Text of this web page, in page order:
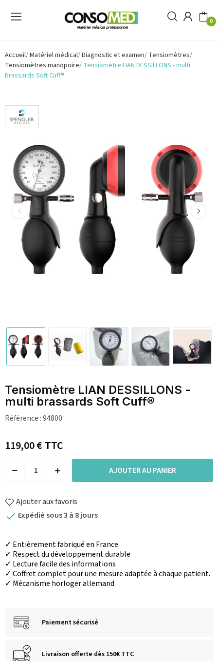
0
Accueil Matériel médical Diagnostic et examen Tensiomètres
Tensiomètres manopoire Tensiomètre LIAN DESSILLONS - multi
brassards Soft Cuff®
Tensiomètre LIAN DESSILLONS -
multi brassards Soft Cuff®
Référence :94800
119,00 €TTC
AJOUTER AU PANIER
Ajouter aux favoris
 Expédié sous 3 à 8 jours
✓ Entièrement fabriqué en France
✓ Respect du développement durable
✓ Lecture facile des informations
✓ Coffret complet pour une mesure adaptée à chaque patient.
✓ Mécanisme horloger allemand
Paiement sécurisé
Livraison offerte dès 150€ TTC